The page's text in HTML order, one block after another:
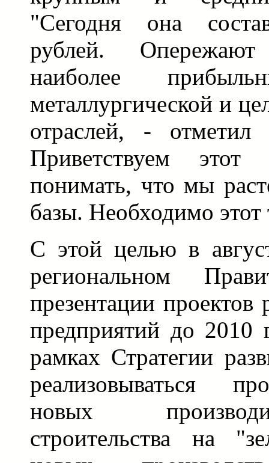
"Сегодня она
рублей.
наиболее
металлургической и
отраслей, -
Приветствуем
понимать, что мы
базы. Необходимо этот
С этой целью в
региональном
презентации проектов
предприятий до 2010
рамках Стратегии
реализовываться
новых
строительства на